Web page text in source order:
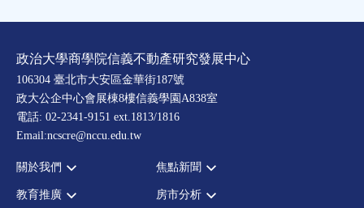
政治大學商學院信義不動產研究發展中心
106304 臺北市大安區金華街187號
政大公企中心會展棟8樓信義學園A838室
電話: 02-2341-9151 ext.1813/1816
Email:ncscre@nccu.edu.tw
關於我們
宗旨願景
焦點新聞
全部新聞
教育推廣 房市分析